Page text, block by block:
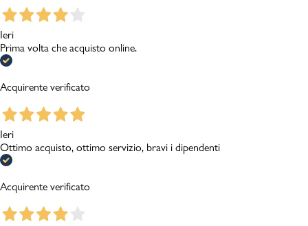
Ieri
Prima volta che acquisto online.
Acquirente verificato
Ieri
Ottimo acquisto, ottimo servizio, bravi i dipendenti
Acquirente verificato